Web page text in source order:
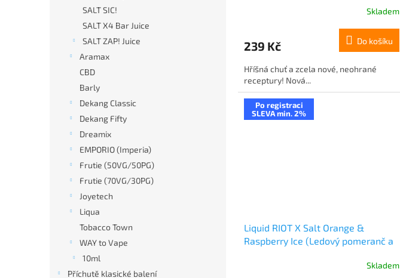
SALT SIC!
SALT X4 Bar Juice
SALT ZAP! Juice
Aramax
CBD
Barly
Dekang Classic
Dekang Fifty
Dreamix
EMPORIO (Imperia)
Frutie (50VG/50PG)
Frutie (70VG/30PG)
Joyetech
Liqua
Tobacco Town
WAY to Vape
10ml
Příchutě klasické balení
Skladem
239 Kč Do košíku
Hříšná chuť a zcela nové, neohrané
receptury! Nová...
Po registraci
SLEVA min. 2%
Liquid RIOT X Salt Orange &
Raspberry Ice (Ledový pomeranč a
Skladem